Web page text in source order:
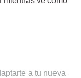
a tu nueva